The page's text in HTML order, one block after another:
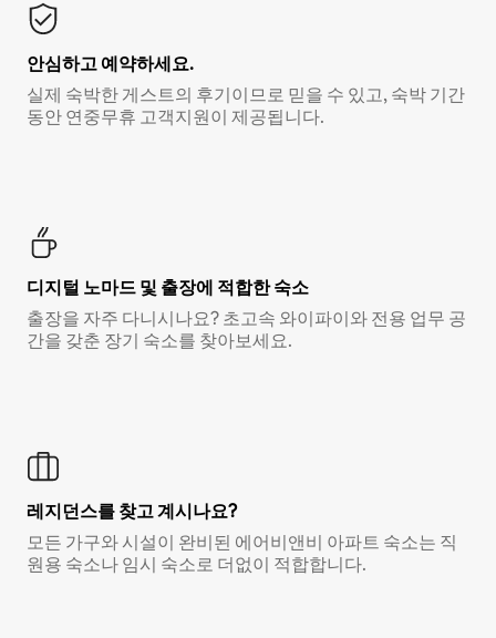
안심하고 예약하세요.
실제 숙박한 게스트의 후기이므로 믿을 수 있고, 숙박 기간
동안 연중무휴 고객지원이 제공됩니다.
디지털 노마드 및 출장에 적합한 숙소
출장을 자주 다니시나요? 초고속 와이파이와 전용 업무 공
간을 갖춘 장기 숙소를 찾아보세요.
레지던스를 찾고 계시나요?
모든 가구와 시설이 완비된 에어비앤비 아파트 숙소는 직
원용 숙소나 임시 숙소로 더없이 적합합니다.